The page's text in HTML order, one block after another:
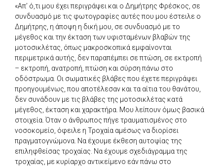
«Απ’ ό,τι μου έχει περιγράψει και ο Δημήτρης Φρέσκος, σε
συνδυασμό με τις φωτογραφίες αυτές που μου έστειλε ο
Δημήτρης, η άποψη η δική μου, σε συνδυασμό με το
μέγεθος και την έκταση των υφισταμένων βλαβών της
μοτοσικλέτας, όπως μακροσκοπικά εμφαίνονται
περιμετρικά αυτής, δεν παραπέμπει σε πτώση, σε εκτροπή
– εκτροπή, ανατροπή, πτώση και σύρση πάνω στο
οδόστρωμα. Οι σωματικές βλάβες που έχετε περιγράψει
προηγουμένως, που αποτέλεσαν και τα αίτια του θανάτου,
δεν συνάδουν με τις βλάβες της μοτοσικλέτας κατά
μέγεθος, έκταση και χαρακτήρα. Μου λείπουν όμως βασικά
στοιχεία. Όταν ο άνθρωπος πήγε τραυματισμένος στο
νοσοκομείο, όφειλε η Τροχαία αμέσως να διορίσει
πραγματογνώμονα. Να έχουμε έκθεση αυτοψίας της
επιληφθείσας τροχαίας. Να έχουμε σχεδιάγραμμα της
τροχαίας, με κυρίαρχο αντικείμενο εάν πάνω στο